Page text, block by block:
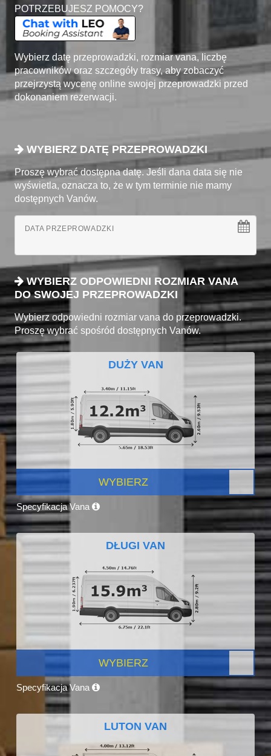
POTRZEBUJESZ POMOCY?
Wybierz datę przeprowadzki, rozmiar vana, liczbę
pracowników oraz szczegóły trasy, aby zobaczyć
przejrzystą wycenę online swojej przeprowadzki przed
dokonaniem rezerwacji.
WYBIERZ DATĘ PRZEPROWADZKI
Proszę wybrać dostępna datę. Jeśli dana data się nie
wyświetla, oznacza to, że w tym terminie nie mamy
dostępnych Vanów.
DATA PRZEPROWADZKI
WYBIERZ ODPOWIEDNI ROZMIAR VANA
DO SWOJEJ PRZEPROWADZKI
Wybierz odpowiedni rozmiar vana do przeprowadzki.
Proszę wybrać spośród dostępnych Vanów.
DUŻY VAN
WYBIERZ
Specyfikacja Vana
DŁUGI VAN
WYBIERZ
Specyfikacja Vana
LUTON VAN